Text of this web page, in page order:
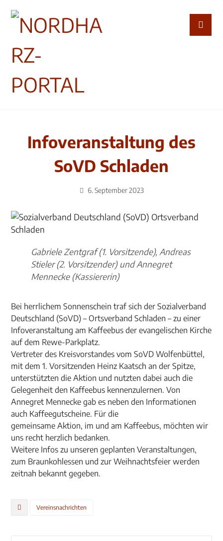
Infoveranstaltung des
SoVD Schladen
6. September 2023
Gabriele Zentgraf (1. Vorsitzende), Andreas
Stieler (2. Vorsitzender) und Annegret
Mennecke (Kassiererin)
Bei herrlichem Sonnenschein traf sich der Sozialverband
Deutschland (SoVD) – Ortsverband Schladen – zu einer
Infoveranstaltung am Kaffeebus der evangelischen Kirche
auf dem Rewe-Parkplatz.
Vertreter des Kreisvorstandes vom SoVD Wolfenbüttel,
mit dem 1. Vorsitzenden Heinz Kaatsch an der Spitze,
unterstützten die Aktion und nutzten dabei auch die
Gelegenheit den Kaffeebus kennenzulernen. Von
Annegret Mennecke gab es neben den Informationen
auch Kaffeegutscheine. Für die
gemeinsame Aktion, im und am Kaffeebus, möchten wir
uns recht herzlich bedanken.
Weitere Infos zu unseren geplanten Veranstaltungen,
zum Braunkohlessen und zur Weihnachtsfeier werden
zeitnah bekannt gegeben.
Vereinsnachrichten